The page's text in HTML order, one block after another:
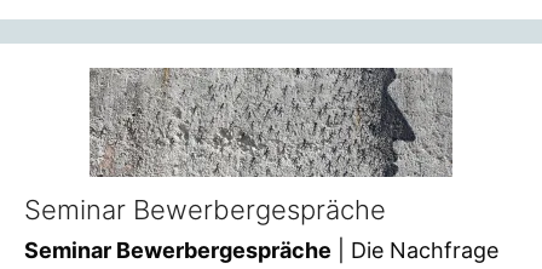
Seminar Bewerbergespräche
Seminar Bewerbergespräche | Die Nachfrage